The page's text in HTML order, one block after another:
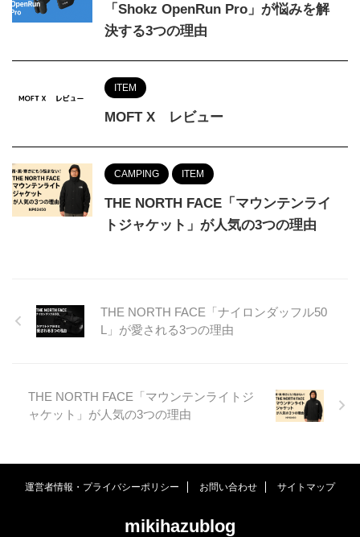
「Shokz OpenRun Pro」が悩みを解
決する3つの理由
ITEM
MOFT X レビュー
CAMPING ITEM
THE NORTH FACE「マウンテンライ
トジャケット」が人気の3つの理由
THE NORTH FACE「ナイロンダッフル50
L」が愛される3つの理由
THE NORTH FACE「マウンテンライトジ
ャケット」が人気の3つの理由
運営者情報・プライバシーポリシー お問い合わせ サイトマップ
mikihazublog